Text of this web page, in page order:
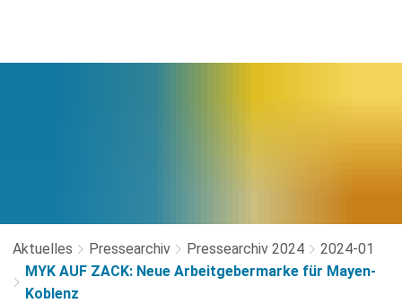
Aktuelles Pressearchiv Pressearchiv 2024
2024-01
MYK AUF ZACK: Neue Arbeitgebermarke für Mayen-
Koblenz